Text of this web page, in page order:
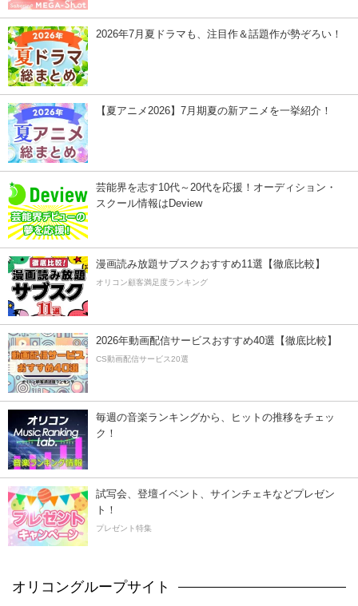
2026年7月夏ドラマも、注目作＆話題作が勢ぞろい！
【夏アニメ2026】7月期夏の新アニメを一挙紹介！
芸能界を志す10代～20代を応援！オーディション・
スクール情報はDeview
漫画読み放題サブスクおすすめ11選【徹底比較】
オリコン顧客満足度ランキング
2026年動画配信サービスおすすめ40選【徹底比較】
CS動画配信サービス20選
毎週の音楽ランキングから、ヒットの推移をチェッ
ク！
試写会、登壇イベント、サインチェキなどプレゼン
ト！
プレゼント特集
オリコングループサイト